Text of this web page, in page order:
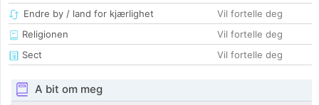
Endre by / land for kjærlighet
Vil fortelle deg
Religionen
Vil fortelle deg
Sect
Vil fortelle deg
A bit om meg